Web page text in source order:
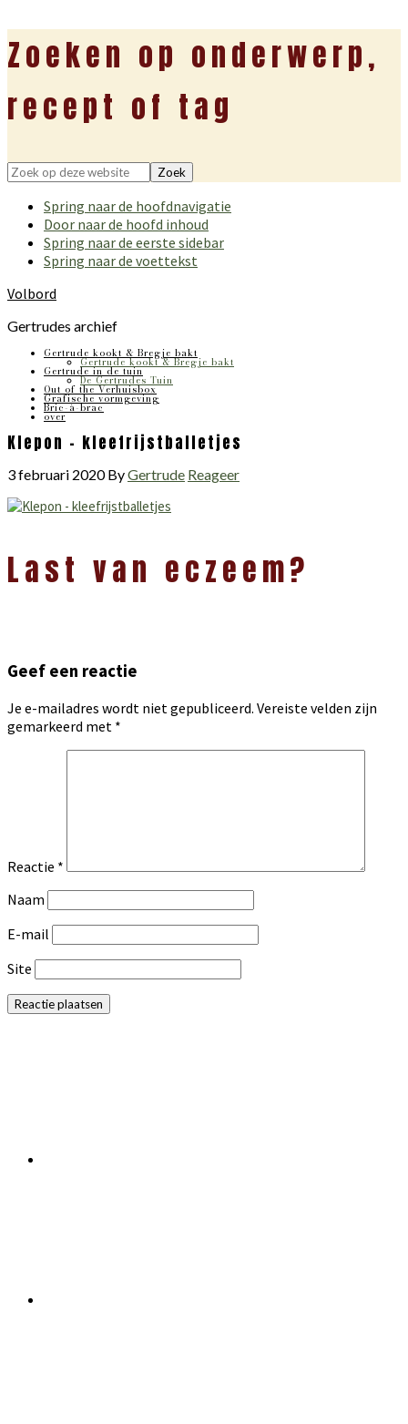
Zoeken op onderwerp,
recept of tag
Zoek
deze
website
Spring naar de hoofdnavigatie
Door naar de hoofd inhoud
Spring naar de eerste sidebar
Spring naar de voettekst
Volbord
Gertrudes archief
Gertrude kookt & Bregje bakt
Gertrude kookt & Bregje bakt
Gertrude in de tuin
De Gertrudes Tuin
Out of the Verhuisbox
Grafische vormgeving
Bric-à-brac
over
Klepon – kleefrijstballetjes
3 februari 2020ByGertrude Reageer
Interacties
Last van eczeem?
Geef een reactie
Je e-mailadres wordt niet gepubliceerd. Vereiste velden zijn
gemarkeerd met *
Reactie *
Naam
E-mail
Site